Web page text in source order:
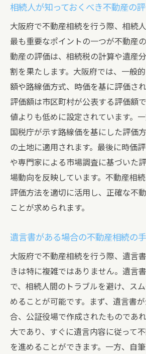
相続専門のプロフェッショ
生前に行っておくべき準備
相続人同士のコミュニケー
する方法
相続手続きのスケジュール
トラブルを未然に防ぐため
大阪府特有の相続手続きに
大阪府の不動産相続で直面する
共有名義不動産の相続時の
遺産分割協議が難航した場
相続税負担を軽減するため
不動産の売却と管理に関す
相続放棄を選択する場合の
最新の相続税法改正とその
大阪府の不動産相続に関す
相続手続きにおける法改正
遺産分割協議に関する最近
大阪府の不動産評価基準の
相続税の申告における最新
相続人が知っておくべき不動産の
大阪府で不動産相続を行う際、相続
最も重要なポイントの一つが不動産
動産の評価は、相続税の計算や遺産
割を果たします。大阪府では、一般
額や路線価方式、時価を基に評価さ
評価額は市区町村が公表する評価額
値よりも低めに設定されています。
国税庁が示す路線価を基にした評価
の土地に適用されます。最後に時価
や専門家による市場調査に基づいた
場動向を反映しています。不動産相
評価方法を適切に活用し、正確な不
ことが求められます。
遺言書がある場合の不動産相続の
大阪府で不動産相続を行う際、遺言
きは特に複雑ではありません。遺言
で、相続人間のトラブルを避け、ス
めることが可能です。まず、遺言書
合、公証役場で作成されたものであ
大であり、すぐに遺言内容に従って
を進めることができます。一方、自